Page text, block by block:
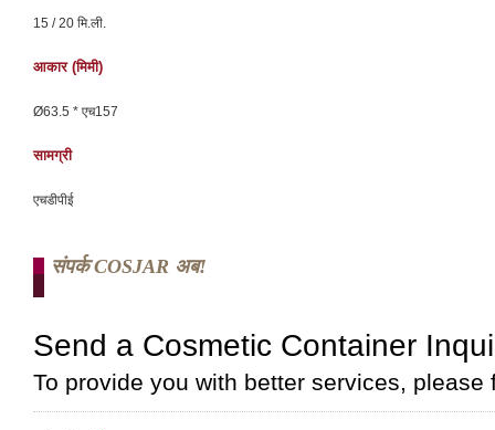
15 / 20 मि.ली.
आकार (मिमी)
Ø63.5 * एच157
सामग्री
एचडीपीई
संपर्क COSJAR अब!